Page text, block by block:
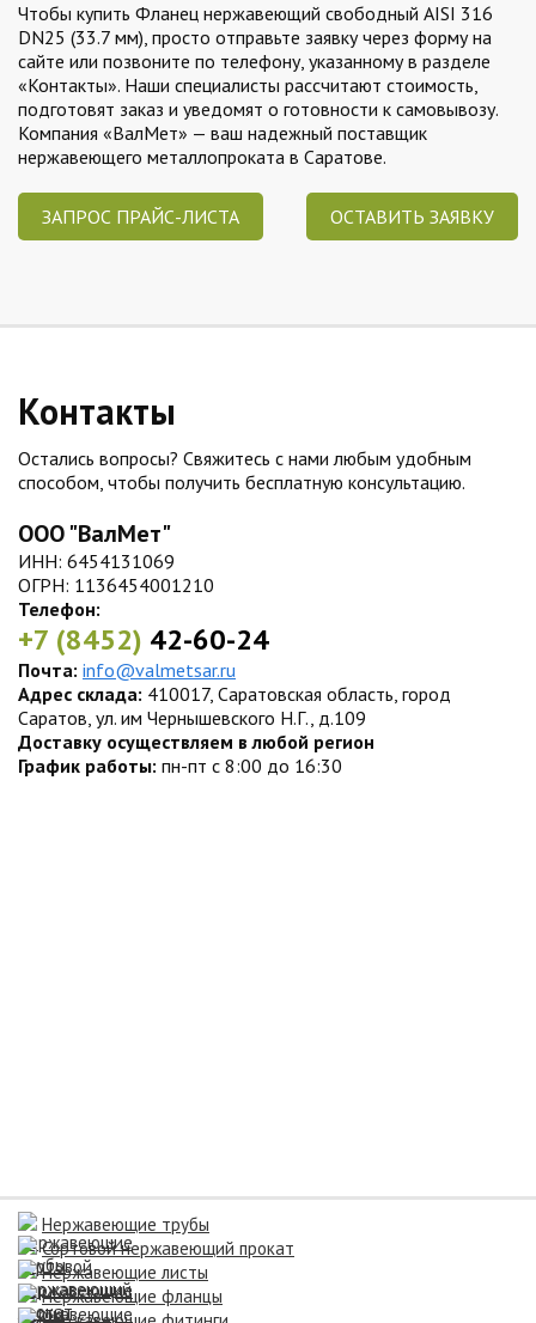
Чтобы купить Фланец нержавеющий свободный AISI 316
DN25 (33.7 мм), просто отправьте заявку через форму на
сайте или позвоните по телефону, указанному в разделе
«Контакты». Наши специалисты рассчитают стоимость,
подготовят заказ и уведомят о готовности к самовывозу.
Компания «ВалМет» — ваш надежный поставщик
нержавеющего металлопроката в Саратове.
ЗАПРОС ПРАЙС-ЛИСТА ОСТАВИТЬ ЗАЯВКУ
Контакты
Остались вопросы? Свяжитесь с нами любым удобным
способом, чтобы получить бесплатную консультацию.
ООО "ВалМет"
ИНН: 6454131069
ОГРН: 1136454001210
Телефон:
+7 (8452) 42-60-24
Почта: info@valmetsar.ru
Адрес склада: 410017, Саратовская область, город
Саратов, ул. им Чернышевского Н.Г., д.109
Доставку осуществляем в любой регион
График работы: пн-пт с 8:00 до 16:30
Нержавеющие трубы
Сортовой нержавеющий прокат
Нержавеющие листы
Нержавеющие фланцы